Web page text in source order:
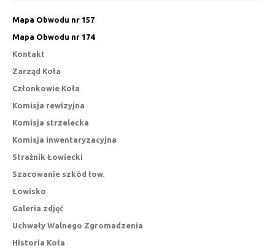
Mapa Obwodu nr 157
Mapa Obwodu nr 174
Kontakt
Zarząd Koła
Członkowie Koła
Komisja rewizyjna
Komisja strzelecka
Komisja inwentaryzacyjna
Strażnik Łowiecki
Szacowanie szkód łow.
Łowisko
Galeria zdjęć
Uchwały Walnego Zgromadzenia
Historia Koła